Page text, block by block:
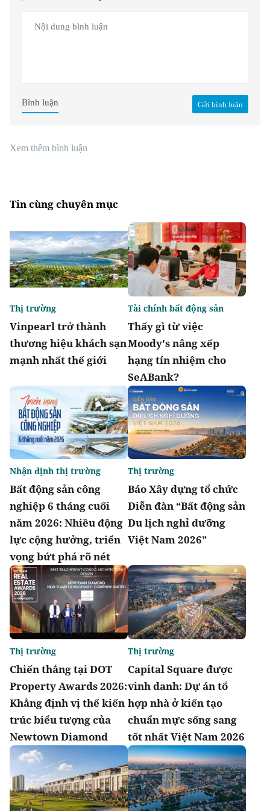
Gửi bình luận
Bình luận
Xem thêm bình luận
Tin cùng chuyên mục
Vinpearl trở thành
thương hiệu khách sạn
mạnh nhất thế giới
Thị trường
Thấy gì từ việc
Moody's nâng xếp
hạng tín nhiệm cho
SeABank?
Tài chính bất động sản
Bất động sản công
nghiệp 6 tháng cuối
năm 2026: Nhiều động
lực cộng hưởng, triển
vọng bứt phá rõ nét
Nhận định thị trường
Báo Xây dựng tổ chức
Diễn đàn “Bất động sản
Du lịch nghỉ dưỡng
Việt Nam 2026”
Thị trường
Chiến thắng tại DOT
Property Awards 2026:
Khẳng định vị thế kiến
trúc biểu tượng của
Newtown Diamond
Thị trường
Capital Square được
vinh danh: Dự án tổ
hợp nhà ở kiến tạo
chuẩn mực sống sang
tốt nhất Việt Nam 2026
Thị trường